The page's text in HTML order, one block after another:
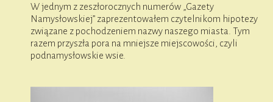
W jednym z zeszłorocznych numerów „Gazety
Namysłowskiej” zaprezentowałem czytelnikom hipotezy
związane z pochodzeniem nazwy naszego miasta. Tym
razem przyszła pora na mniejsze miejscowości, czyli
podnamysłowskie wsie.